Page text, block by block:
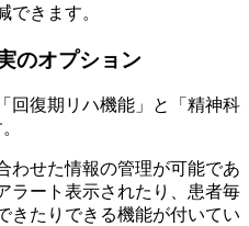
できます。
のオプション
回復期リハ機能」と「精神科
わせた情報の管理が可能であ
ラート表示されたり、患者毎
きたりできる機能が付いてい